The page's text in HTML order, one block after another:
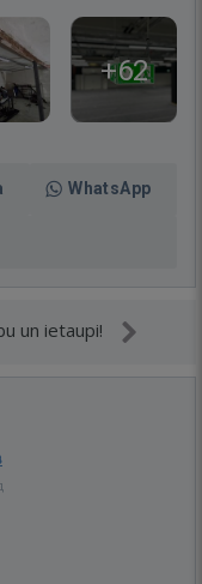
+62
WhatsApp
un ietaupi!